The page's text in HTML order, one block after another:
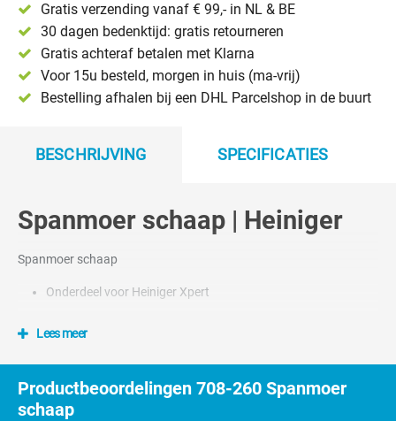
Gratis verzending vanaf € 99,- in NL & BE
30 dagen bedenktijd: gratis retourneren
Gratis achteraf betalen met Klarna
Voor 15u besteld, morgen in huis (ma-vrij)
Bestelling afhalen bij een DHL Parcelshop in de buurt
BESCHRIJVING SPECIFICATIES
Spanmoer schaap | Heiniger
Spanmoer schaap
Onderdeel voor Heiniger Xpert
Lees meer
Productbeoordelingen 708-260 Spanmoer
schaap